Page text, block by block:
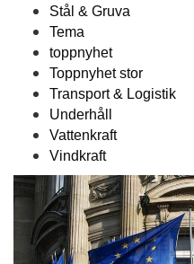
Stål & Gruva
Tema
toppnyhet
Toppnyhet stor
Transport & Logistik
Underhåll
Vattenkraft
Vindkraft